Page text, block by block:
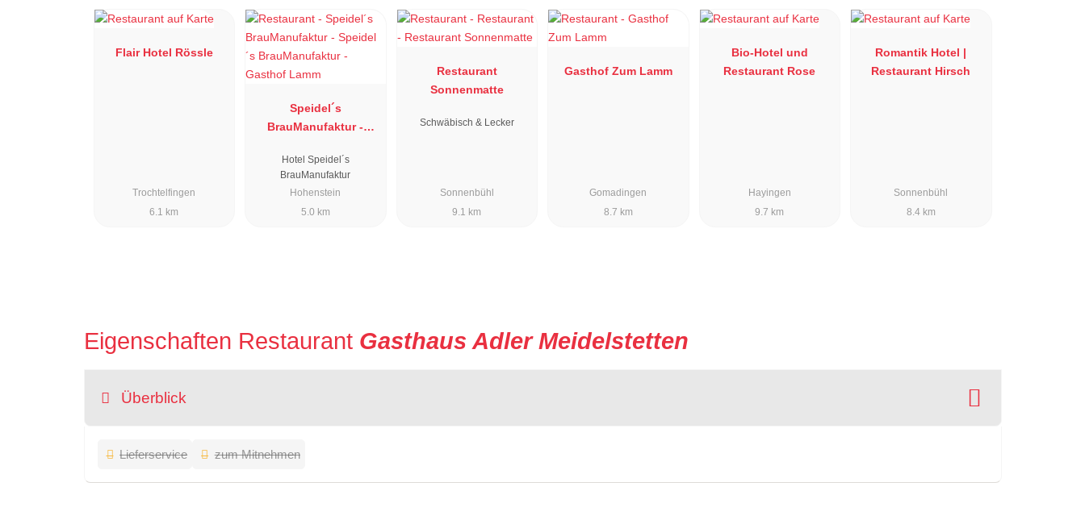
Flair Hotel Rössle
Trochtelfingen
6.1 km
Speidel´s
BrauManufaktur -
Hotel Speidel´s
BrauManufaktur
Hohenstein
5.0 km
Restaurant
Sonnenmatte
Schwäbisch & Lecker
Sonnenbühl
9.1 km
Gasthof Zum Lamm
Gomadingen
8.7 km
Bio-Hotel und
Restaurant Rose
Hayingen
9.7 km
Romantik Hotel |
Restaurant Hirsch
Sonnenbühl
8.4 km
Eigenschaften Restaurant Gasthaus Adler Meidelstetten
Überblick
Lieferservice zum Mitnehmen